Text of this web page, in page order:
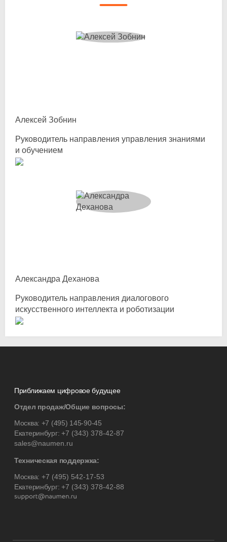
Алексей Зобнин
Руководитель направления управления знаниями
и обучением
Александра Деханова
Руководитель направления диалогового
искусственного интеллекта и роботизации
Приближаем цифровое будущее
Отдел продаж/Общие вопросы:
Москва: +7 (495) 145-90-45
Екатеринбург:+7 (343) 378-42-87
sales@naumen.ru
Техническая поддержка:
Москва: +7 (495) 542-17-53
Екатеринбург:+7 (343) 378-42-88